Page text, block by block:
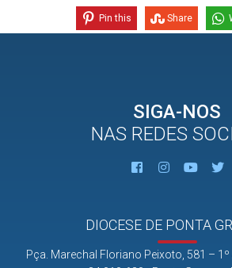
Pin this Share
SIGA-NOS
NAS REDES
DIOCESE DE PONTA
Pça. Marechal Floriano Peixoto, 581 – 1º